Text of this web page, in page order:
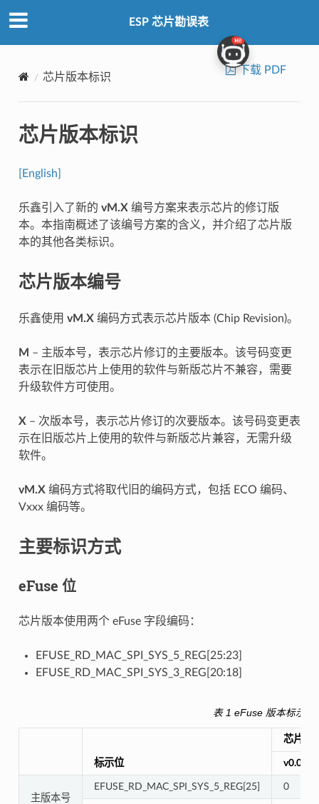
ESP 芯片勘误表
芯片版本标识
下载 PDF
芯片版本标识
[English]
乐鑫引入了新的 vM.X 编号方案来表示芯片的修订版
本。本指南概述了该编号方案的含义，并介绍了芯片版
本的其他各类标识。
芯片版本编号
乐鑫使用 vM.X 编码方式表示芯片版本 (Chip Revision)。
M – 主版本号，表示芯片修订的主要版本。该号码变更
表示在旧版芯片上使用的软件与新版芯片不兼容，需要
升级软件方可使用。
X – 次版本号，表示芯片修订的次要版本。该号码变更表
示在旧版芯片上使用的软件与新版芯片兼容，无需升级
软件。
vM.X 编码方式将取代旧的编码方式，包括 ECO 编码、
Vxxx 编码等。
主要标识方式
eFuse 位
芯片版本使用两个 eFuse 字段编码：
EFUSE_RD_MAC_SPI_SYS_5_REG[25:23]
EFUSE_RD_MAC_SPI_SYS_3_REG[20:18]
表 1 eFuse 版本标示位
标示位
芯片版
v0.0
主版本号
EFUSE_RD_MAC_SPI_SYS_5_REG[25] 0